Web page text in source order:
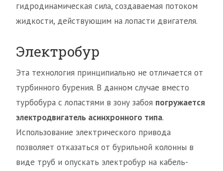
гидродинамическая сила, создаваемая потоком
жидкости, действующим на лопасти двигателя.
Электробур
Эта технология принципиально не отличается от
турбинного бурения. В данном случае вместо
турбобура с лопастями в зону забоя погружается
электродвигатель асинхронного типа.
Использование электрического привода
позволяет отказаться от бурильной колонны в
виде труб и опускать электробур на кабель-